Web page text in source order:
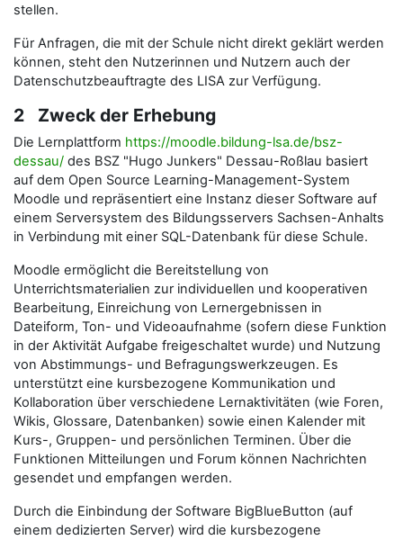
stellen.
Für Anfragen, die mit der Schule nicht direkt geklärt werden
können, steht den Nutzerinnen und Nutzern auch der
Datenschutzbeauftragte des LISA zur Verfügung.
2 Zweck der Erhebung
Die Lernplattform https://moodle.bildung-lsa.de/bsz-
dessau/ des BSZ "Hugo Junkers" Dessau-Roßlau basiert
auf dem Open Source Learning-Management-System
Moodle und repräsentiert eine Instanz dieser Software auf
einem Serversystem des Bildungsservers Sachsen-Anhalts
in Verbindung mit einer SQL-Datenbank für diese Schule.
Moodle ermöglicht die Bereitstellung von
Unterrichtsmaterialien zur individuellen und kooperativen
Bearbeitung, Einreichung von Lernergebnissen in
Dateiform, Ton- und Videoaufnahme (sofern diese Funktion
in der Aktivität Aufgabe freigeschaltet wurde) und Nutzung
von Abstimmungs- und Befragungswerkzeugen. Es
unterstützt eine kursbezogene Kommunikation und
Kollaboration über verschiedene Lernaktivitäten (wie Foren,
Wikis, Glossare, Datenbanken) sowie einen Kalender mit
Kurs-, Gruppen- und persönlichen Terminen. Über die
Funktionen Mitteilungen und Forum können Nachrichten
gesendet und empfangen werden.
Durch die Einbindung der Software BigBlueButton (auf
einem dedizierten Server) wird die kursbezogene